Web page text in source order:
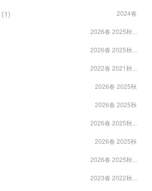
(1) 2024春
2026春 2025秋...
2026春 2025秋...
2022春 2021秋...
2026春 2025秋
2026春 2025秋
2026春 2025秋...
2026春 2025秋
2026春 2025秋...
2023春 2022秋...